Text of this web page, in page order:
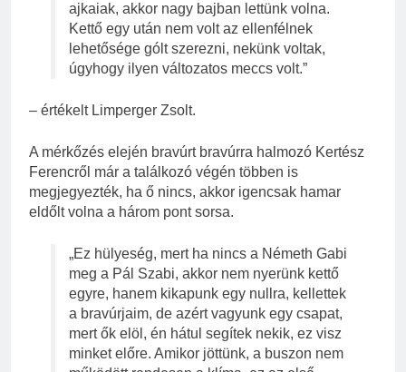
ajkaiak, akkor nagy bajban lettünk volna.
Kettő egy után nem volt az ellenfélnek
lehetősége gólt szerezni, nekünk voltak,
úgyhogy ilyen változatos meccs volt.”
– értékelt Limperger Zsolt.
A mérkőzés elején bravúrt bravúrra halmozó Kertész
Ferencről már a találkozó végén többen is
megjegyezték, ha ő nincs, akkor igencsak hamar
eldőlt volna a három pont sorsa.
„Ez hülyeség, mert ha nincs a Németh Gabi
meg a Pál Szabi, akkor nem nyerünk kettő
egyre, hanem kikapunk egy nullra, kellettek
a bravúrjaim, de azért vagyunk egy csapat,
mert ők elöl, én hátul segítek nekik, ez visz
minket előre. Amikor jöttünk, a buszon nem